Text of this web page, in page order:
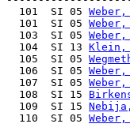
  101  SI 05
  101  SI 05
  103  SI 05
  104  SI 13
Klein,
  105  SI 05
  106  SI 05
  107  SI 05
  108  SI 15
  109  SI 15
  110  SI 05